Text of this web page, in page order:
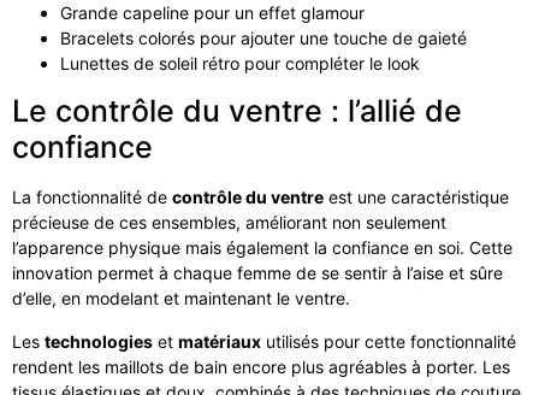
Grande capeline pour un effet glamour
Bracelets colorés pour ajouter une touche de gaieté
Lunettes de soleil rétro pour compléter le look
Le contrôle du ventre : l’allié de
confiance
La fonctionnalité de contrôle du ventre est une caractéristique
précieuse de ces ensembles, améliorant non seulement
l’apparence physique mais également la confiance en soi. Cette
innovation permet à chaque femme de se sentir à l’aise et sûre
d’elle, en modelant et maintenant le ventre.
Les technologies et matériaux utilisés pour cette fonctionnalité
rendent les maillots de bain encore plus agréables à porter. Les